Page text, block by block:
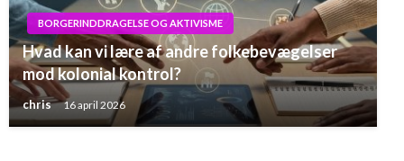
BORGERINDDRAGELSE OG AKTIVISME
Hvad kan vi lære af andre folkebevægelser
mod kolonial kontrol?
chris 16 april 2026